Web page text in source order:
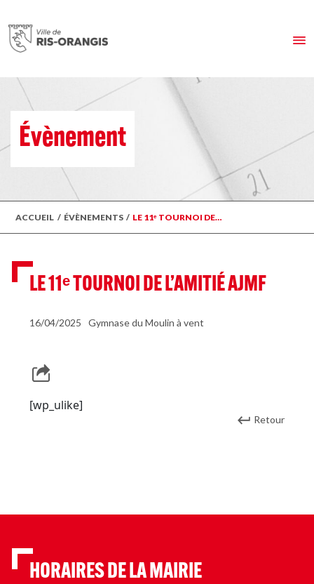
Évènement
ACCUEIL / ÉVÈNEMENTS / LE 11ᵉ TOURNOI DE…
LE 11ᵉ TOURNOI DE L’AMITIÉ AJMF
16/04/2025 Gymnase du Moulin à vent
[wp_ulike]
Retour
HORAIRES DE LA MAIRIE